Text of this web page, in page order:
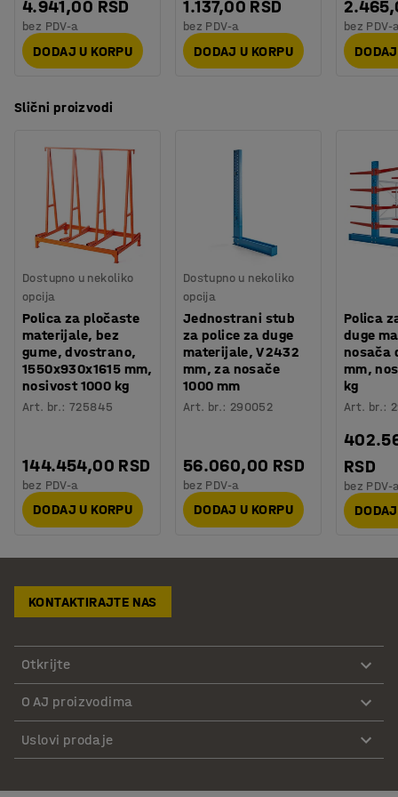
4.941,00 RSD
bez PDV-a
DODAJ U KORPU
1.137,00 RSD
bez PDV-a
DODAJ U KORPU
bez PDV-
Slični proizvodi
Dostupno u nekoliko
opcija
Polica za pločaste
materijale, bez
gume, dvostrano,
1550x930x1615 mm,
nosivost 1000 kg
Art. br.:725845
144.454,00 RSD
bez PDV-a
DODAJ U KORPU
Dostupno u nekoliko
opcija
Jednostrani stub
za police za duge
materijale, V 2432
mm, za nosače
1000 mm
Art. br.: 290052
56.060,00 RSD
bez PDV-a
DODAJ U KORPU
Polica
duge
nosača
mm,
kg
Art. br.:
RSD
bez PDV-
KONTAKTIRAJTE NAS
Otkrijte
O AJ proizvodima
Uslovi prodaje